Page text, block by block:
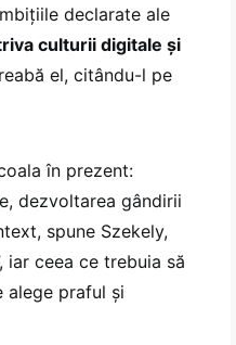
declarate ale
culturii digitale și
el, citându-l pe
în prezent:
dezvoltarea gândirii
spune Szekely,
iar ceea ce trebuia să
alege praful și